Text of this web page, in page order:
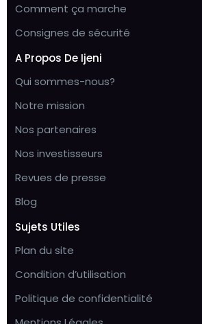
Comment ça marche
Consignes de sécurité
A Propos De Ijeni
Qui sommes-nous?
Notre mission
Nos partenaires
Nos investisseurs
Revues de presse
Blog
Sujets Utiles
Plan du site
Condition d’utilisation
Politique de confidentialité